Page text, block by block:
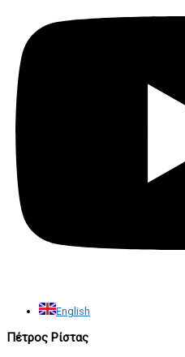
English
Πέτρος Ρίστας